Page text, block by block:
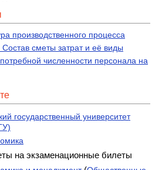
производственного процесса
сметы затрат и её виды
численности персонала на
государственный университет
на экзаменационные билеты